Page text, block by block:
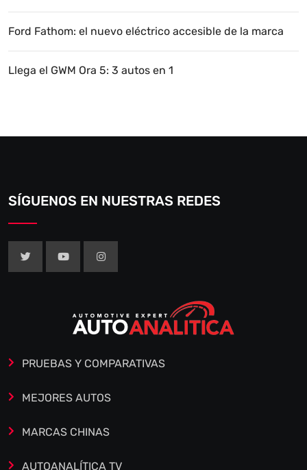
Ford Fathom: el nuevo eléctrico accesible de la marca
Llega el GWM Ora 5: 3 autos en 1
SÍGUENOS EN NUESTRAS REDES
PRUEBAS Y COMPARATIVAS
MEJORES AUTOS
MARCAS CHINAS
AUTOANALÍTICA TV